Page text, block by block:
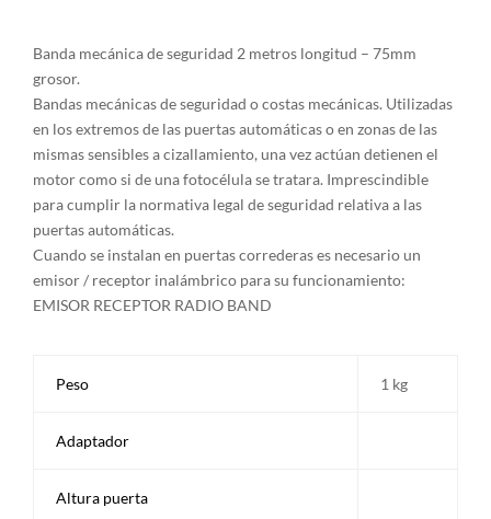
Banda mecánica de seguridad 2 metros longitud – 75mm
grosor.
Bandas mecánicas de seguridad o costas mecánicas. Utilizadas
en los extremos de las puertas automáticas o en zonas de las
mismas sensibles a cizallamiento, una vez actúan detienen el
motor como si de una fotocélula se tratara. Imprescindible
para cumplir la normativa legal de seguridad relativa a las
puertas automáticas.
Cuando se instalan en puertas correderas es necesario un
emisor / receptor inalámbrico para su funcionamiento:
EMISOR RECEPTOR RADIO BAND
Peso 1 kg
Adaptador
Altura puerta